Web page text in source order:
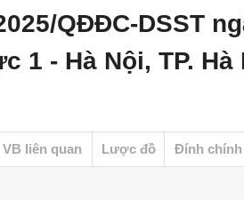
QĐĐC-DSST
1 - Hà Nội, TP.
VB liên quan Lược đồ Đính chính